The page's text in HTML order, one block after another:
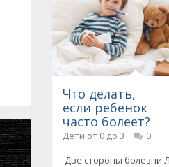
Что делать,
если ребенок
часто болеет?
Дети от 0 до 3
0
Две стороны болезни